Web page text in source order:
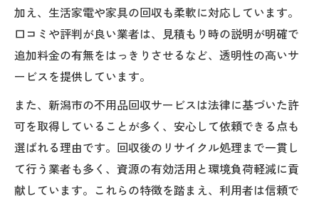
加え、生活家電や家具の回収も柔軟に対応しています。
口コミや評判が良い業者は、見積もり時の説明が明確で
追加料金の有無をはっきりさせるなど、透明性の高いサ
ービスを提供しています。
また、新潟市の不用品回収サービスは法律に基づいた許
可を取得していることが多く、安心して依頼できる点も
選ばれる理由です。回収後のリサイクル処理まで一貫し
て行う業者も多く、資源の有効活用と環境負荷軽減に貢
献しています。これらの特徴を踏まえ、利用者は信頼で